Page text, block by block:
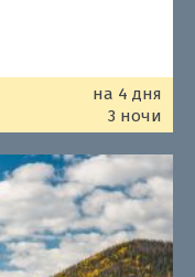
на 4 дня
3 ночи